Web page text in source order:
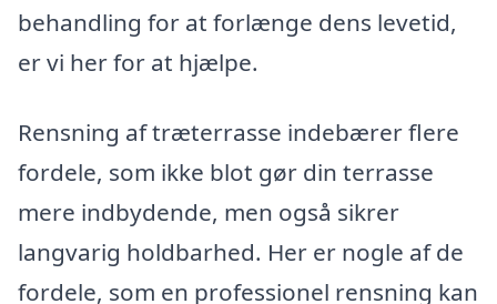
behandling for at forlænge dens levetid,
er vi her for at hjælpe.
Rensning af træterrasse indebærer flere
fordele, som ikke blot gør din terrasse
mere indbydende, men også sikrer
langvarig holdbarhed. Her er nogle af de
fordele, som en professionel rensning kan